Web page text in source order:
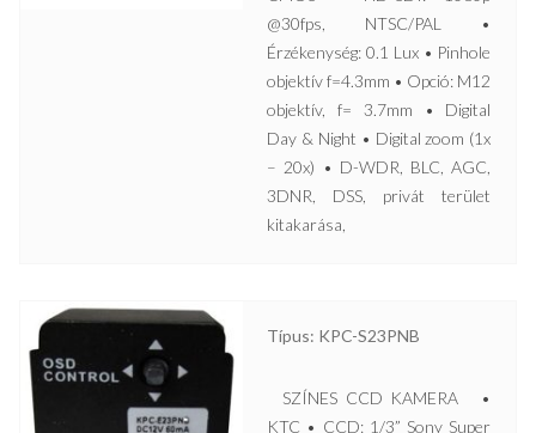
@30fps, NTSC/PAL •
Érzékenység: 0.1 Lux • Pinhole
objektív f=4.3mm • Opció: M12
objektív, f= 3.7mm • Digital
Day & Night • Digital zoom (1x
– 20x) • D-WDR, BLC, AGC,
3DNR, DSS, privát terület
kitakarása,
Típus: KPC-S23PNB
SZÍNES CCD KAMERA •
KTC • CCD: 1/3” Sony Super